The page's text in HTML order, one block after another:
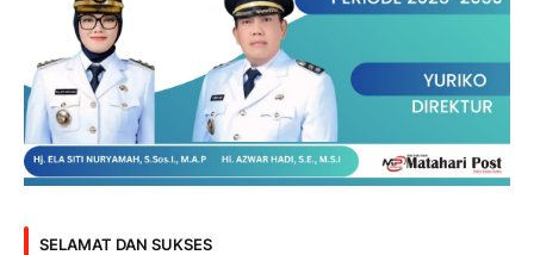
SELAMAT DAN SUKSES